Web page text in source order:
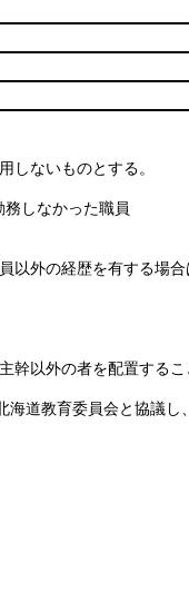
しないものとする。
しなかった職員
以外の経歴を有する場合
以外の者を配置するこ
海道教育委員会と協議し